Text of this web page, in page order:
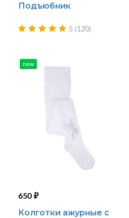
Подъюбник
5 (120)
new
650 ₽
Колготки ажурные с